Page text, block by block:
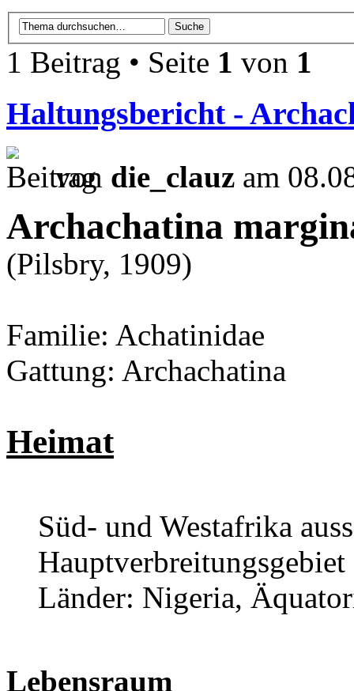
1 Beitrag • Seite 1 von 1
Haltungsbericht -
von die_clauz am
Archachatina
(Pilsbry, 1909)
Familie: Achatinidae
Gattung: Archachatina
Heimat
Süd- und Westafrika
Hauptverbreitungsgebiet
Länder: Nigeria,
Lebensraum